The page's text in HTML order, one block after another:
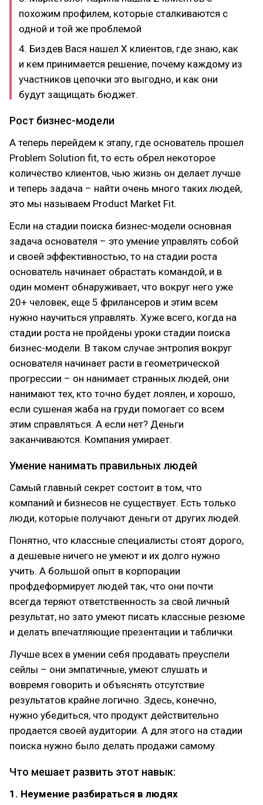
похожим профилем, которые сталкиваются с
одной и той же проблемой
4. Биздев Вася нашел Х клиентов, где знаю, как
и кем принимается решение, почему каждому из
участников цепочки это выгодно, и как они
будут защищать бюджет.
Рост бизнес-модели
А теперь перейдем к этапу, где основатель прошел
Problem Solution fit, то есть обрел некоторое
количество клиентов, чью жизнь он делает лучше
и теперь задача – найти очень много таких людей,
это мы называем Product Market Fit.
Если на стадии поиска бизнес-модели основная
задача основателя – это умение управлять собой
и своей эффективностью, то на стадии роста
основатель начинает обрастать командой, и в
один момент обнаруживает, что вокруг него уже
20+ человек, еще 5 фрилансеров и этим всем
нужно научиться управлять. Хуже всего, когда на
стадии роста не пройдены уроки стадии поиска
бизнес-модели. В таком случае энтропия вокруг
основателя начинает расти в геометрической
прогрессии – он нанимает странных людей, они
нанимают тех, кто точно будет лоялен, и хорошо,
если сушеная жаба на груди помогает со всем
этим справляться. А если нет? Деньги
заканчиваются. Компания умирает.
Умение нанимать правильных людей
Самый главный секрет состоит в том, что
компаний и бизнесов не существует. Есть только
люди, которые получают деньги от других людей.
Понятно, что классные специалисты стоят дорого,
а дешевые ничего не умеют и их долго нужно
учить. А большой опыт в корпорации
профдеформирует людей так, что они почти
всегда теряют ответственность за свой личный
результат, но зато умеют писать классные резюме
и делать впечатляющие презентации и таблички.
Лучше всех в умении себя продавать преуспели
сейлы – они эмпатичные, умеют слушать и
вовремя говорить и объяснять отсутствие
результатов крайне логично. Здесь, конечно,
нужно убедиться, что продукт действительно
продается своей аудитории. А для этого на стадии
поиска нужно было делать продажи самому.
Что мешает развить этот навык:
1. Неумение разбираться в людях